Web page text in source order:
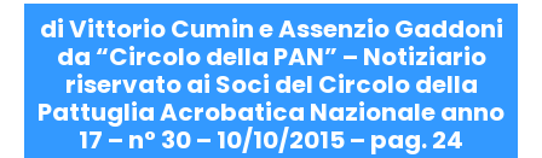
di Vittorio Cumin e Assenzio Gaddoni
da “Circolo della PAN” – Notiziario
riservato ai Soci del Circolo della
Pattuglia Acrobatica Nazionale anno
17 – n° 30 – 10/10/2015 – pag. 24